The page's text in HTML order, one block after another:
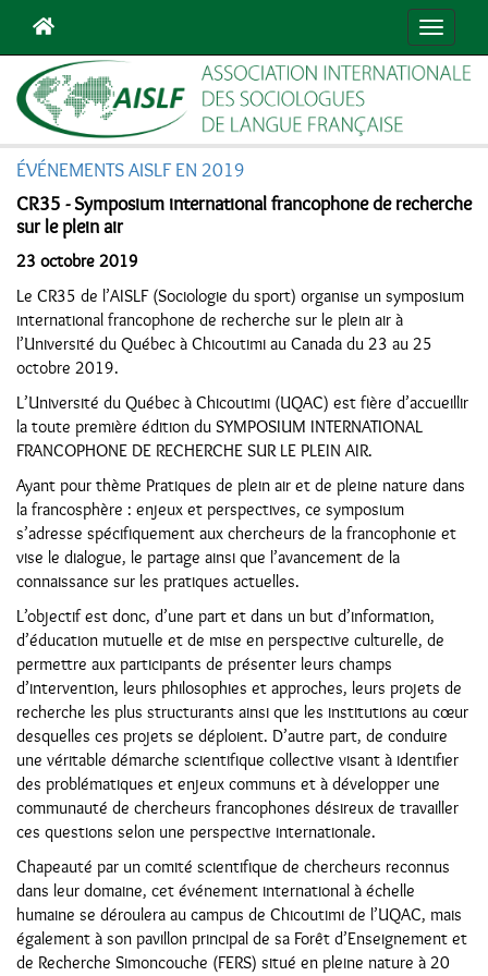
ÉVÉNEMENTS AISLF EN 2019
CR35 - Symposium international francophone de recherche
sur le plein air
23 octobre 2019
Le CR35 de l’AISLF (Sociologie du sport) organise un symposium
international francophone de recherche sur le plein air à
l’Université du Québec à Chicoutimi au Canada du 23 au 25
octobre 2019.
L’Université du Québec à Chicoutimi (UQAC) est fière d’accueillir
la toute première édition du SYMPOSIUM INTERNATIONAL
FRANCOPHONE DE RECHERCHE SUR LE PLEIN AIR.
Ayant pour thème Pratiques de plein air et de pleine nature dans
la francosphère : enjeux et perspectives, ce symposium
s’adresse spécifiquement aux chercheurs de la francophonie et
vise le dialogue, le partage ainsi que l’avancement de la
connaissance sur les pratiques actuelles.
L’objectif est donc, d’une part et dans un but d’information,
d’éducation mutuelle et de mise en perspective culturelle, de
permettre aux participants de présenter leurs champs
d’intervention, leurs philosophies et approches, leurs projets de
recherche les plus structurants ainsi que les institutions au cœur
desquelles ces projets se déploient. D’autre part, de conduire
une véritable démarche scientifique collective visant à identifier
des problématiques et enjeux communs et à développer une
communauté de chercheurs francophones désireux de travailler
ces questions selon une perspective internationale.
Chapeauté par un comité scientifique de chercheurs reconnus
dans leur domaine, cet événement international à échelle
humaine se déroulera au campus de Chicoutimi de l’UQAC, mais
également à son pavillon principal de sa Forêt d’Enseignement et
de Recherche Simoncouche (FERS) situé en pleine nature à 20